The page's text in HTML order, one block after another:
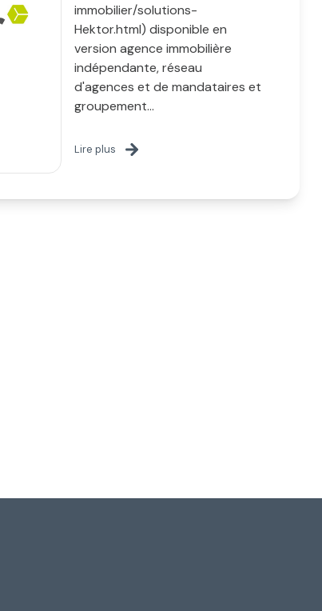
immobilier/solutions-
Hektor.html) disponible en
version agence immobilière
indépendante, réseau
d'agences et de mandataires et
groupement...
Lire plus